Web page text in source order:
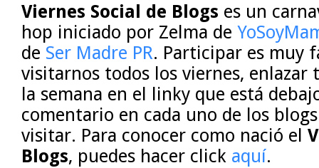
Viernes Social de Blogs es un
hop iniciado por Zelma de
de Ser Madre PR. Participar es muy
visitarnos todos los viernes,
la semana en el linky que está
comentario en cada uno de los
visitar. Para conocer como nació el
Blogs, puedes hacer click aquí.